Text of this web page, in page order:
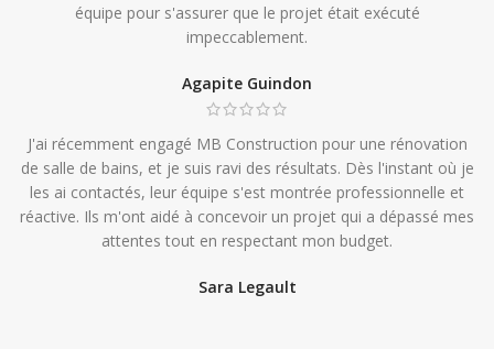
équipe pour s'assurer que le projet était exécuté
impeccablement.
Agapite Guindon
J'ai récemment engagé MB Construction pour une rénovation
de salle de bains, et je suis ravi des résultats. Dès l'instant où je
les ai contactés, leur équipe s'est montrée professionnelle et
réactive. Ils m'ont aidé à concevoir un projet qui a dépassé mes
attentes tout en respectant mon budget.
Sara Legault